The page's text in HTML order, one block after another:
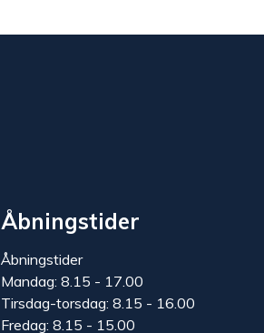
Åbningstider
Åbningstider
Mandag: 8.15 - 17.00
Tirsdag-torsdag: 8.15 - 16.00
Fredag: 8.15 - 15.00